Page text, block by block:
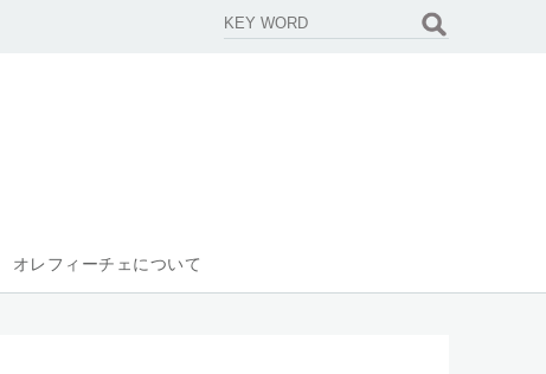
オレフィーチェについて